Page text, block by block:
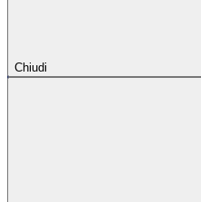
Chiudi